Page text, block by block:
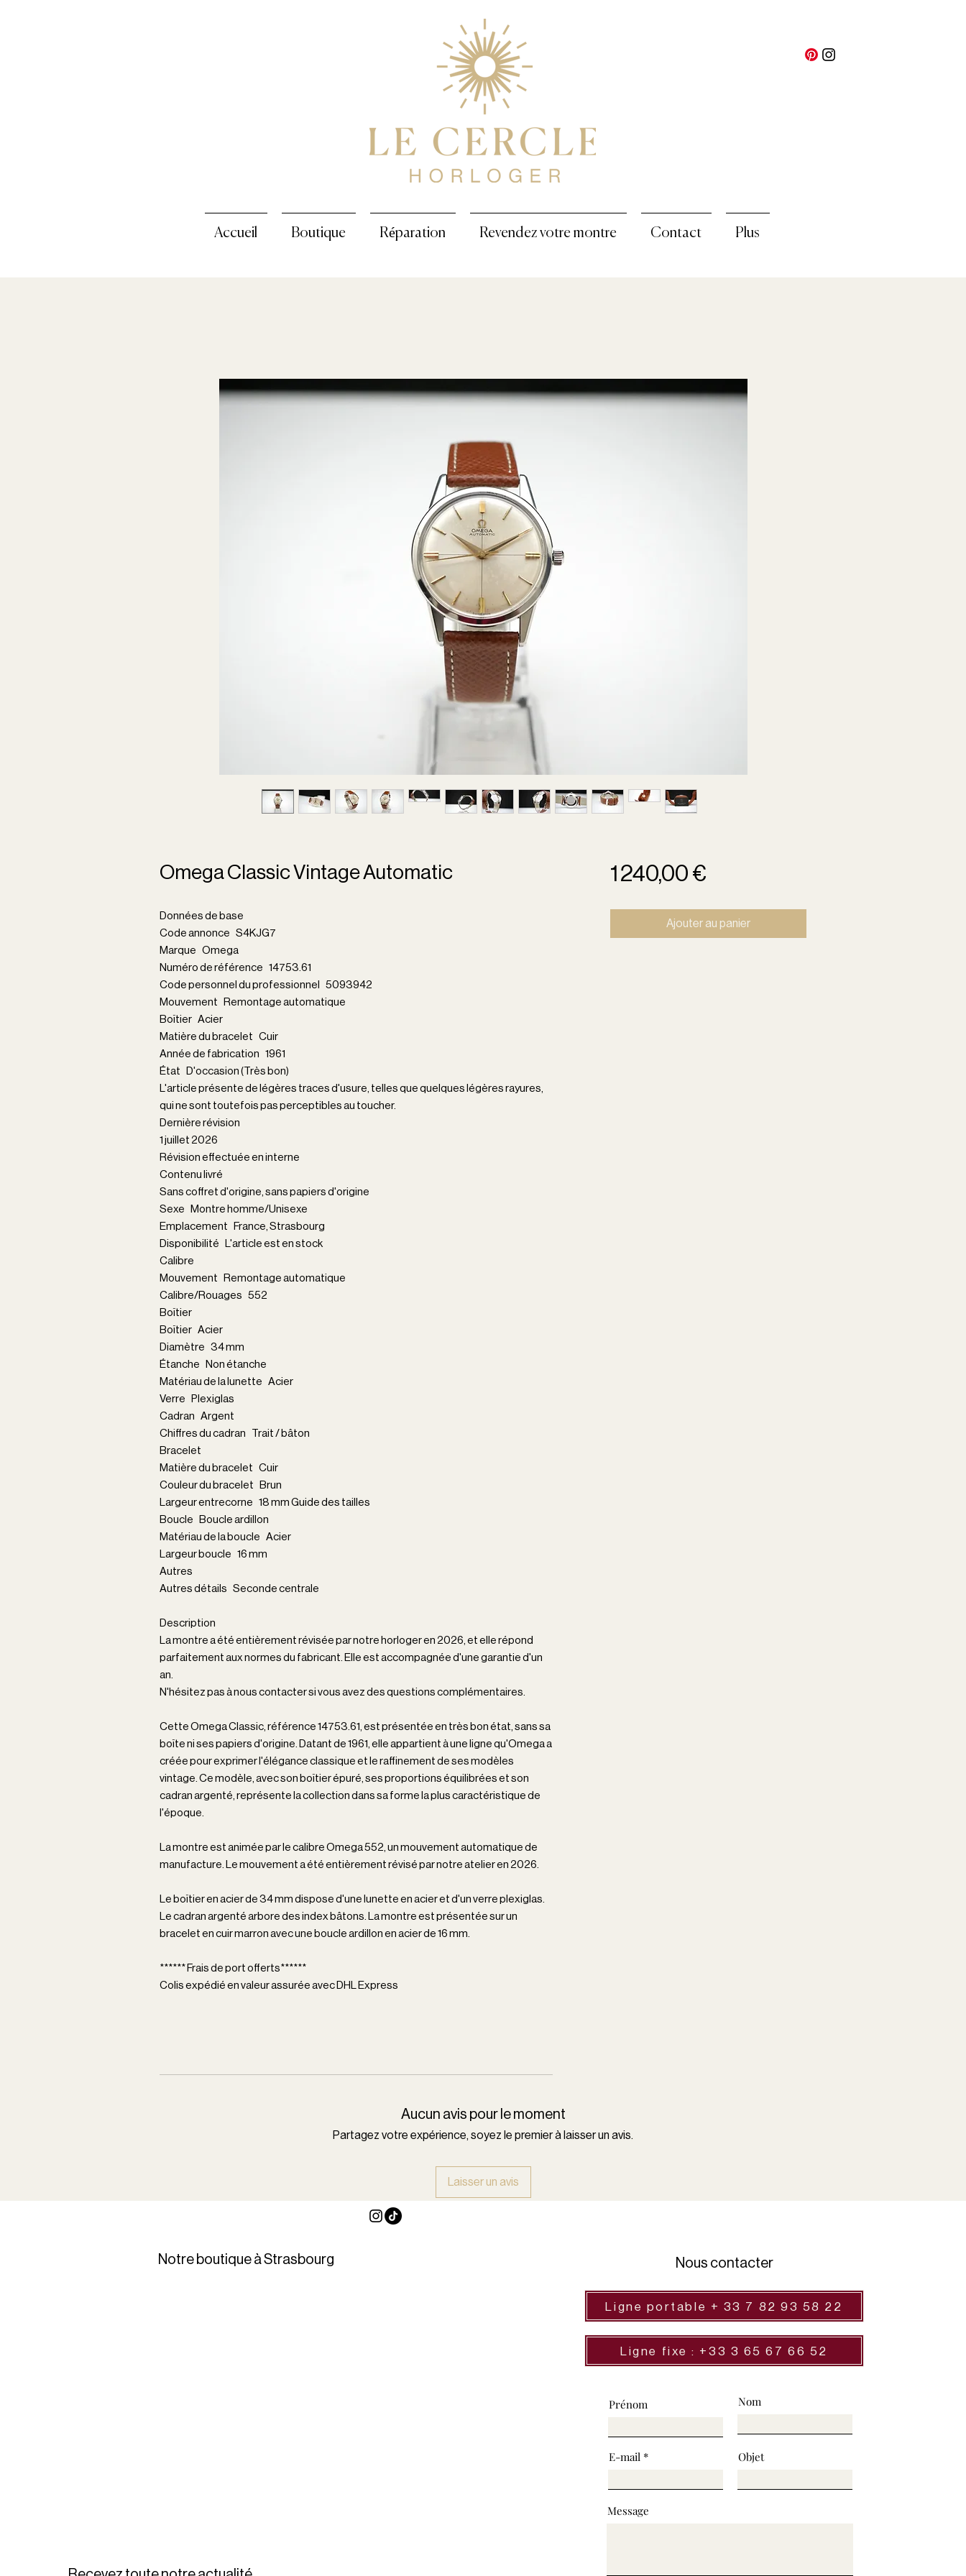
Accueil Boutique Réparation Revendez votre montre Contact Plus
Omega Classic Vintage Automatic
Données de base
Code annonce S4KJG7
Marque Omega
Numéro de référence 14753.61
Code personnel du professionnel 5093942
Mouvement Remontage automatique
Boîtier Acier
Matière du bracelet Cuir
Année de fabrication 1961
État D'occasion (Très bon)
L'article présente de légères traces d'usure, telles que quelques légères rayures,
qui ne sont toutefois pas perceptibles au toucher.
Dernière révision
1 juillet 2026
Révision effectuée en interne
Contenu livré
Sans coffret d'origine, sans papiers d'origine
Sexe Montre homme/Unisexe
Emplacement France, Strasbourg
Disponibilité L'article est en stock
Calibre
Mouvement Remontage automatique
Calibre/Rouages 552
Boîtier
Boîtier Acier
Diamètre 34 mm
Étanche Non étanche
Matériau de la lunette Acier
Verre Plexiglas
Cadran Argent
Chiffres du cadran Trait / bâton
Bracelet
Matière du bracelet Cuir
Couleur du bracelet Brun
Largeur entrecorne 18 mm Guide des tailles
Boucle Boucle ardillon
Matériau de la boucle Acier
Largeur boucle 16 mm
Autres
Autres détails Seconde centrale
Description
La montre a été entièrement révisée par notre horloger en 2026, et elle répond
parfaitement aux normes du fabricant. Elle est accompagnée d'une garantie d'un
an.
N'hésitez pas à nous contacter si vous avez des questions complémentaires.
Cette Omega Classic, référence 14753.61, est présentée en très bon état, sans sa
boîte ni ses papiers d'origine. Datant de 1961, elle appartient à une ligne qu'Omega a
créée pour exprimer l'élégance classique et le raffinement de ses modèles
vintage. Ce modèle, avec son boîtier épuré, ses proportions équilibrées et son
cadran argenté, représente la collection dans sa forme la plus caractéristique de
l'époque.
La montre est animée par le calibre Omega 552, un mouvement automatique de
manufacture. Le mouvement a été entièrement révisé par notre atelier en 2026.
Le boîtier en acier de 34 mm dispose d'une lunette en acier et d'un verre plexiglas.
Le cadran argenté arbore des index bâtons. La montre est présentée sur un
bracelet en cuir marron avec une boucle ardillon en acier de 16 mm.
****** Frais de port offerts******
Colis expédié en valeur assurée avec DHL Express
1 240,00 €Prix
Ajouter au panier
Aucun avis pour le moment
Partagez votre expérience, soyez le premier à laisser un avis.
Laisser un avis
Notre boutique à Strasbourg Nous contacter
Ligne portable + 33 7 82 93 58 22
Ligne fixe : +33 3 65 67 66 52
Prénom Nom
E-mail Objet
Message